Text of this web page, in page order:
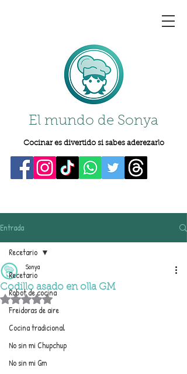
El mundo de Sonya
Cocinar es divertido si sabes aderezarlo
Entrada
Recetario
Robot de cocina
Freidoras de aire
Cocina tradicional
No sin mi Chupchup
No sin mi Gm
Recetario
Codillo asado en olla GM
Sonya
Obtuvo NaN de 5 estrellas.